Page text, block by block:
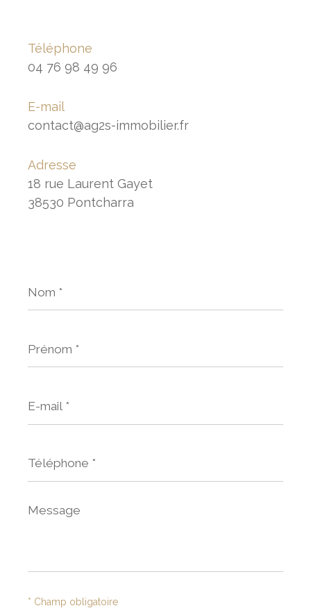
Téléphone
04 76 98 49 96
E-mail
contact@ag2s-immobilier.fr
Adresse
18 rue Laurent Gayet
38530 Pontcharra
*
*
mail
*
Message
*
* Champ obligatoire